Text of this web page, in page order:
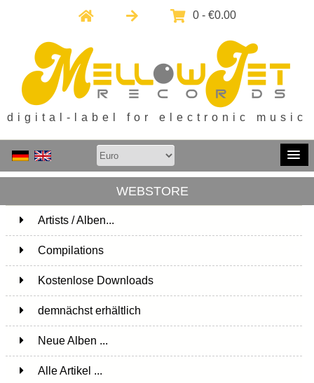
0 - €0.00
digital-label for electronic music
WEBSTORE
Artists / Alben...
Compilations
Kostenlose Downloads
demnächst erhältlich
Neue Alben ...
Alle Artikel ...